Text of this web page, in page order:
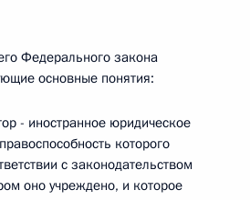
Федерального закона
основные понятия:
- иностранное юридическое
которого
с законодательством
оно учреждено, и которое